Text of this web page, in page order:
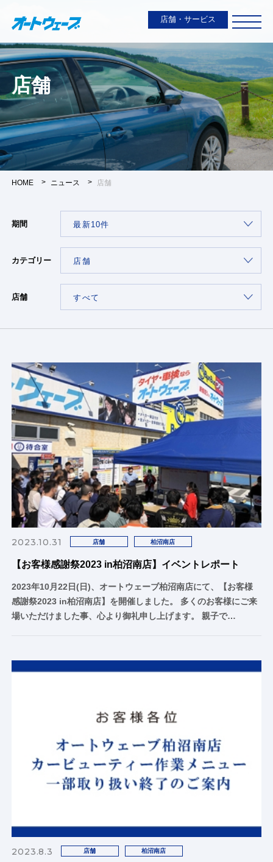
店舗・サービス
店舗
HOME ニュース 店舗
期間
カテゴリー
店舗
2023.10.31 店舗 柏沼南店
【お客様感謝祭2023 in柏沼南店】イベントレポート
2023年10月22日(日)、オートウェーブ柏沼南店にて、【お客様
感謝祭2023 in柏沼南店】を開催しました。 多くのお客様にご来
場いただけました事、心より御礼申し上げます。 親子で…
2023.8.3 店舗 柏沼南店